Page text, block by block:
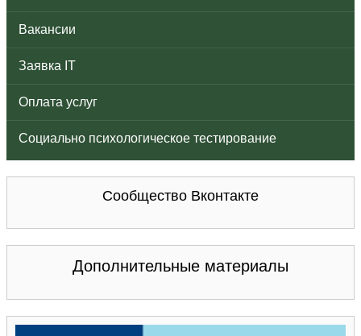
Вакансии
Заявка IT
Оплата услуг
Социально психологическое тестирование
Сообщество Вконтакте
Дополнительные материалы